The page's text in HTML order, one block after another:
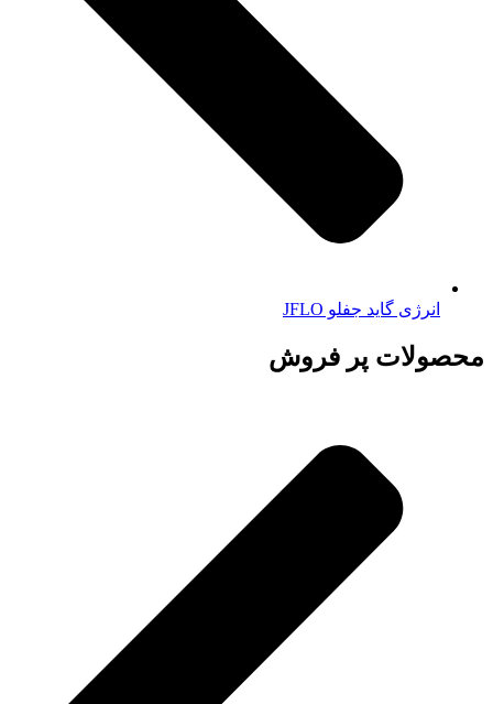
انرژی گاید جفلو JFLO
محصولات پر فروش